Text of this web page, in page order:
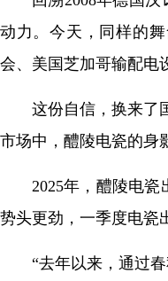
动力。今天，同样的
会、美国芝加哥输配电
这份自信，换来了
市场中，醴陵电瓷的身
2025年，醴陵电
势头更劲，一季度电瓷
“去年以来，通过